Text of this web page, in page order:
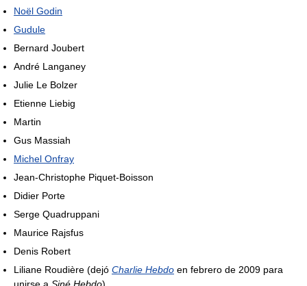
Noël Godin
Gudule
Bernard Joubert
André Langaney
Julie Le Bolzer
Etienne Liebig
Martin
Gus Massiah
Michel Onfray
Jean-Christophe Piquet-Boisson
Didier Porte
Serge Quadruppani
Maurice Rajsfus
Denis Robert
Liliane Roudière (dejó Charlie Hebdo en febrero de 2009 para